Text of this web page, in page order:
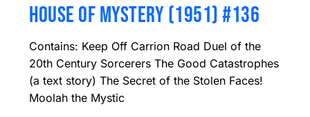
HOUSE OF MYSTERY (1951) #136
Contains: Keep Off Carrion Road Duel of the
20th Century Sorcerers The Good Catastrophes
(a text story) The Secret of the Stolen Faces!
Moolah the Mystic